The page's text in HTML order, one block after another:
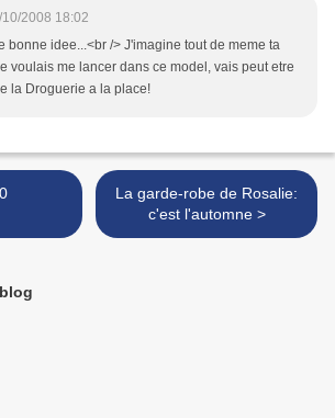
2008 18:02
bonne idee...<br /> J'imagine tout de meme ta
voulais me lancer dans ce model, vais peut etre
la Droguerie a la place!
La garde-robe de Rosalie:
c'est l'automne >